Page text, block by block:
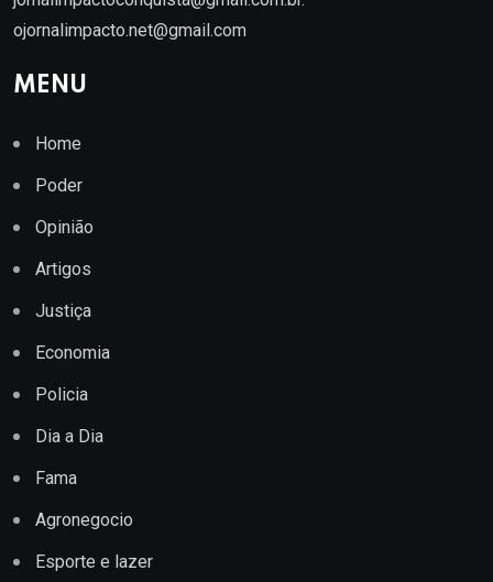
ojornalimpacto.net@gmail.com
MENU
Home
Poder
Opinião
Artigos
Justiça
Economia
Policia
Dia a Dia
Fama
Agronegocio
Esporte e lazer